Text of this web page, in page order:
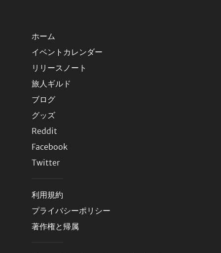
ホーム
イベントカレンダー
リリースノート
旅人ギルド
ブログ
グッズ
Reddit
Facebook
Twitter
利用規約
プライバシーポリシー
著作権と帰属